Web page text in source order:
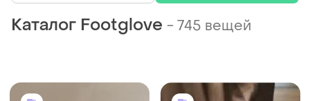
Каталог Footglove -745 вещей